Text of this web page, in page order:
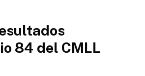
84 del CMLL